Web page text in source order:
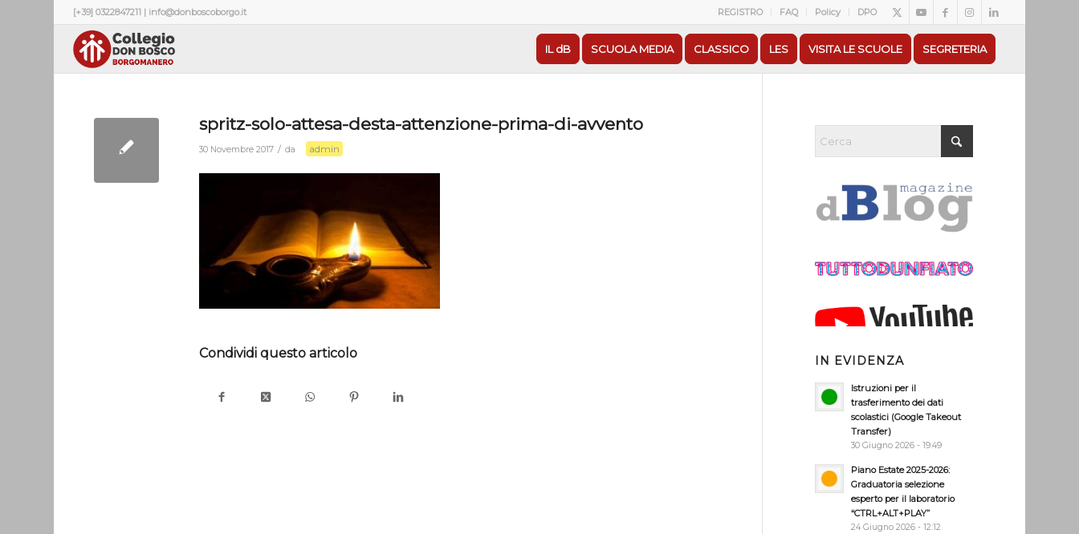
REGISTRO FAQ Policy DPO
[+39] 0322847211 | info@donboscoborgo.it
IL dB SCUOLA MEDIA CLASSICO LES VISITA LE SCUOLE SEGRETERIA
spritz-solo-attesa-desta-attenzione-prima-di-avvento
30 Novembre 2017 / da admin
Condividi questo articolo
IN EVIDENZA
Istruzioni per il
trasferimento dei dati
scolastici (Google Takeout
Transfer)
30 Giugno 2026 - 19:49
Piano Estate 2025-2026:
Graduatoria selezione
esperto per il laboratorio
“CTRL+ALT+PLAY”
24 Giugno 2026 - 12:12